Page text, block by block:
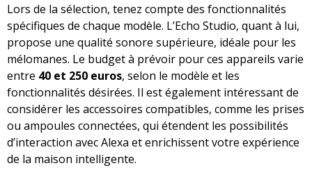
Lors de la sélection, tenez compte des fonctionnalités
spécifiques de chaque modèle. L’Echo Studio, quant à lui,
propose une qualité sonore supérieure, idéale pour les
mélomanes. Le budget à prévoir pour ces appareils varie
entre 40 et 250 euros, selon le modèle et les
fonctionnalités désirées. Il est également intéressant de
considérer les accessoires compatibles, comme les prises
ou ampoules connectées, qui étendent les possibilités
d’interaction avec Alexa et enrichissent votre expérience
de la maison intelligente.